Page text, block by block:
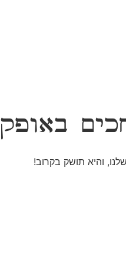
באופק
והיא תושק בקרוב!